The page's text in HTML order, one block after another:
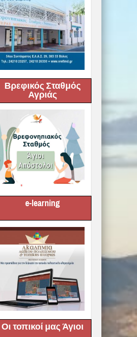
Βρεφικός Σταθμός
Αγριάς
e-learning
Οι τοπικοί μας Άγιοι